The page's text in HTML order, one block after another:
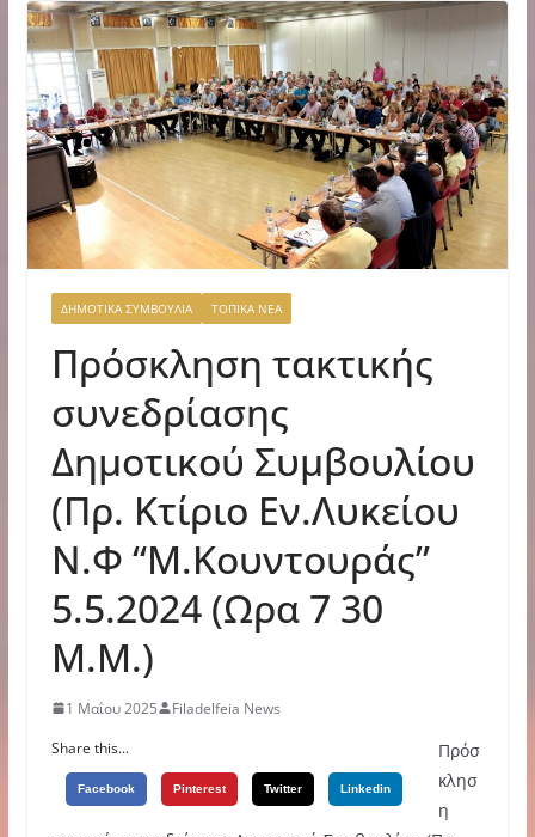
ΔΗΜΟΤΙΚΑ ΣΥΜΒΟΥΛΙΑ ΤΟΠΙΚΑ ΝΕΑ
Πρόσκληση τακτικής
συνεδρίασης
Δημοτικού Συμβουλίου
(Πρ. Κτίριο Εν.Λυκείου
Ν.Φ “Μ.Κουντουράς”
5.5.2024 (Ωρα 7 30
Μ.M.)
1 Μαΐου 2025
Filadelfeia News
Share this...
Facebook Pinterest Twitter Linkedin
Πρόσ
κλησ
η